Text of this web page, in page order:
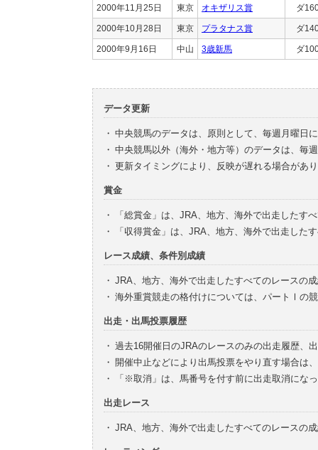
2000年11月25日 東京 オキザリス賞 ダ
2000年10月28日 東京 プラタナス賞 ダ
2000年9月16日 中山 3歳新馬 ダ
データ更新
・ 中央競馬のデータは、原則として、毎週月曜日
・ 中央競馬以外（海外・地方等）のデータは、毎
・ 更新タイミングにより、反映が遅れる場合があ
賞金
・
「総賞金」は、JRA、地方、海外で出走したす
・
「収得賞金」は、JRA、地方、海外で出走した
レース成績、条件別成績
・ JRA、地方、海外で出走したすべてのレースの
・ 海外重賞競走の格付けについては、パートⅠの
出走・出馬投票履歴
・ 過去16開催日のJRAのレースのみの出走履歴、
・ 開催中止などにより出馬投票をやり直す場合は
・
「※取消」は、馬番号を付す前に出走取消にな
出走レース
・ JRA、地方、海外で出走したすべてのレースの